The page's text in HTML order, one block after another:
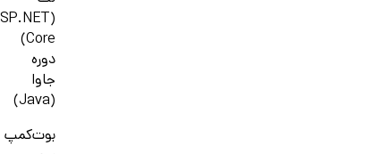
Core)
دوره
جاوا
(Java)
بوت‌کمپ